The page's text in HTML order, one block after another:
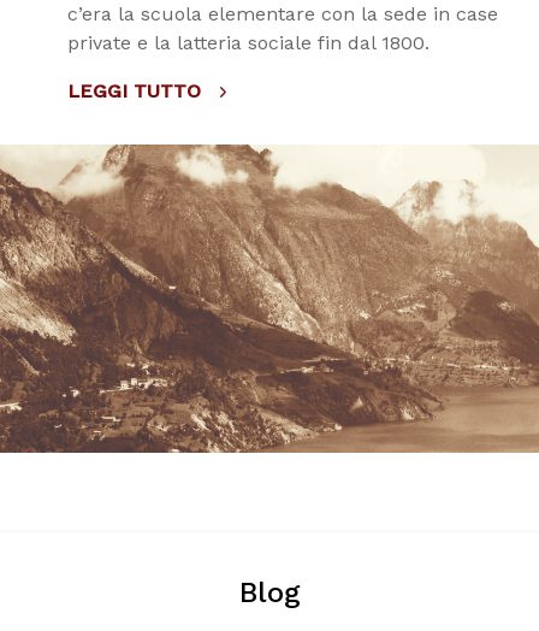
c’era la scuola elementare con la sede in case
private e la latteria sociale fin dal 1800.
LEGGI TUTTO
Blog